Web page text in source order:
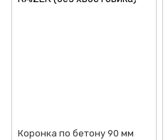
Коронка по бетону 90 мм